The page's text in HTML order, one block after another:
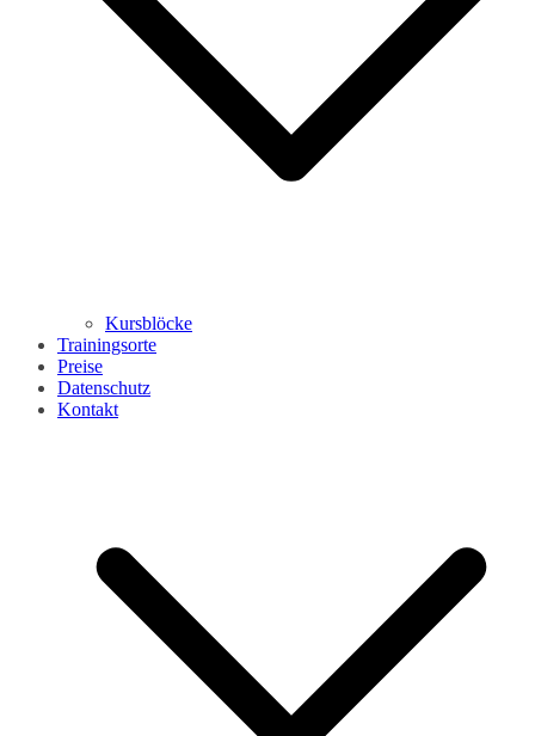
Kursblöcke
Trainingsorte
Preise
Datenschutz
Kontakt